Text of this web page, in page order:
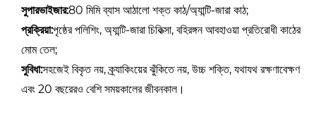
সুপারভাইজার:80 মিমি ব্যাস আঠালো শক্ত কাঠ/অ্যান্টি-জারা কাঠ;
প্রক্রিয়া:পৃষ্ঠের পলিশিং, অ্যান্টি-জারা চিকিত্সা, বহিরঙ্গন আবহাওয়া প্রতিরোধী কাঠের
মোম তেল;
সুবিধা:সহজেই বিকৃত নয়, ক্র্যাকিংয়ের ঝুঁকিতে নয়, উচ্চ শক্তি, যথাযথ রক্ষণাবেক্ষণ
এবং 20 বছরেরও বেশি সময়কালের জীবনকাল।